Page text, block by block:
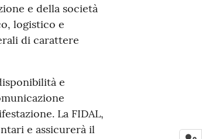
e della società
logistico e
di carattere
e
La FIDAL,
e assicurerà il